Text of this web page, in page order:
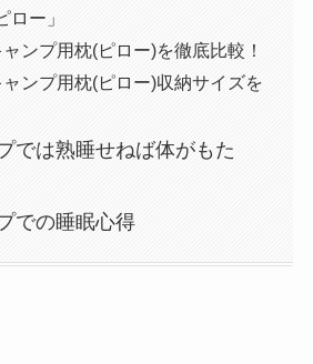
ロー」
ンプ用枕(ピロー)を徹底比較！
ンプ用枕(ピロー)収納サイズを
では熟睡せねば体がもた
での睡眠心得